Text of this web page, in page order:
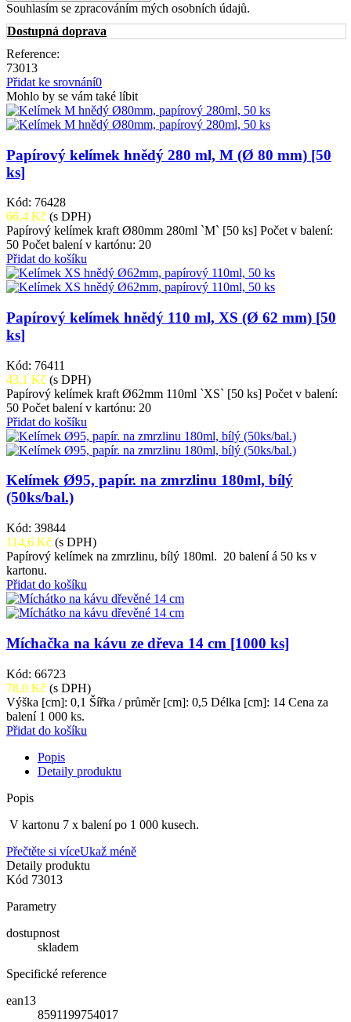
Souhlasím se zpracováním mých osobních údajů.
Dostupná doprava
Reference:
73013
Přidat ke srovnání0
Mohlo by se vám také líbit
Papírový kelímek hnědý 280 ml, M (Ø 80 mm) [50
ks]
Kód: 76428
66,4 Kč (s DPH)
Papírový kelímek kraft Ø80mm 280ml `M` [50 ks] Počet v balení:
50 Počet balení v kartónu: 20
Přidat do košíku
Papírový kelímek hnědý 110 ml, XS (Ø 62 mm) [50
ks]
Kód: 76411
43,1 Kč (s DPH)
Papírový kelímek kraft Ø62mm 110ml `XS` [50 ks] Počet v balení:
50 Počet balení v kartónu: 20
Přidat do košíku
Kelímek Ø95, papír. na zmrzlinu 180ml, bílý
(50ks/bal.)
Kód: 39844
114,6 Kč (s DPH)
Papírový kelímek na zmrzlinu, bílý 180ml. 20 balení á 50 ks v
kartonu.
Přidat do košíku
Míchačka na kávu ze dřeva 14 cm [1000 ks]
Kód: 66723
78,0 Kč (s DPH)
Výška [cm]: 0,1 Šířka / průměr [cm]: 0,5 Délka [cm]: 14 Cena za
balení 1 000 ks.
Přidat do košíku
Popis
Detaily produktu
Popis
V kartonu 7 x balení po 1 000 kusech.
Přečtěte si víceUkaž méně
Detaily produktu
Kód 73013
Parametry
dostupnost
skladem
Specifické reference
ean13
8591199754017